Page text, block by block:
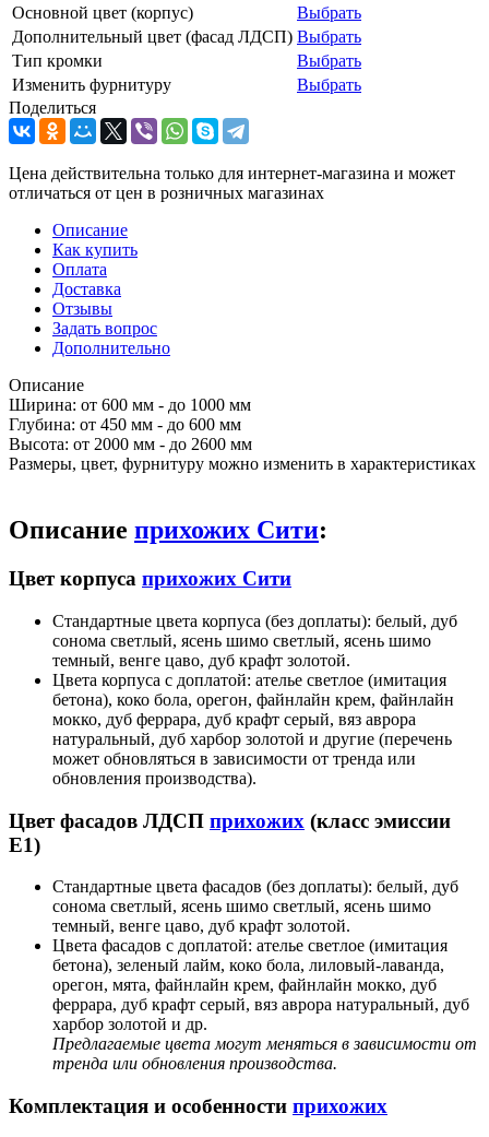
Основной цвет (корпус)
Выбрать
Дополнительный цвет (фасад ЛДСП) Выбрать
Тип кромки
Выбрать
Изменить фурнитуру
Выбрать
Поделиться
Цена действительна только для интернет-магазина и может
отличаться от цен в розничных магазинах
Описание
Как купить
Оплата
Доставка
Отзывы
Задать вопрос
Дополнительно
Описание
Ширина: от 600 мм - до 1000 мм
Глубина: от 450 мм - до 600 мм
Высота: от 2000 мм - до 2600 мм
Размеры, цвет, фурнитуру можно изменить в характеристиках
Описание прихожих Сити:
Цвет корпуса прихожих Сити
Стандартные цвета корпуса (без доплаты): белый, дуб
сонома светлый, ясень шимо светлый, ясень шимо
темный, венге цаво, дуб крафт золотой.
Цвета корпуса с доплатой: ателье светлое (имитация
бетона), коко бола, орегон, файнлайн крем, файнлайн
мокко, дуб феррара, дуб крафт серый, вяз аврора
натуральный, дуб харбор золотой и другие (перечень
может обновляться в зависимости от тренда или
обновления производства).
Цвет фасадов ЛДСП прихожих (класс эмиссии
Е1)
Стандартные цвета фасадов (без доплаты): белый, дуб
сонома светлый, ясень шимо светлый, ясень шимо
темный, венге цаво, дуб крафт золотой.
Цвета фасадов с доплатой: ателье светлое (имитация
бетона), зеленый лайм, коко бола, лиловый-лаванда,
орегон, мята, файнлайн крем, файнлайн мокко, дуб
феррара, дуб крафт серый, вяз аврора натуральный, дуб
харбор золотой и др.
Предлагаемые цвета могут меняться в зависимости от
тренда или обновления производства.
Комплектация и особенности прихожих